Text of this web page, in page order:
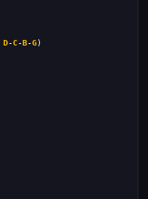
D-C-B-G)